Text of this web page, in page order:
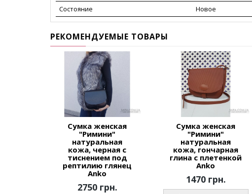
Состояние
Новое
РЕКОМЕНДУЕМЫЕ ТОВАРЫ
Сумка женская
"Римини"
натуральная
кожа, черная с
тиснением под
рептилию глянец
Anko
2750 грн.
Сумка женская
"Римини"
натуральная
кожа, гончарная
глина с плетенкой
Anko
1470 грн.